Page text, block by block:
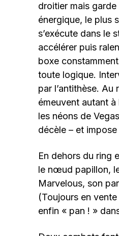
droitier mais garde
énergique, le plus
s’exécute dans le
accélérer puis
boxe
toute logique.
par l’antithèse.
émeuvent autant à
les néons de
décèle – et
En dehors du ring
le nœud papillon,
Marvelous, son
(Toujours en
enfin « pan ! »